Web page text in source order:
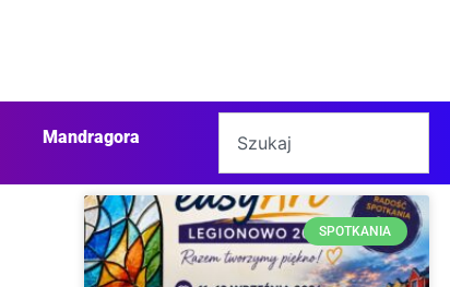
Mandragora
SPOTKANIA